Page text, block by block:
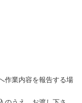
作業内容を報告する場